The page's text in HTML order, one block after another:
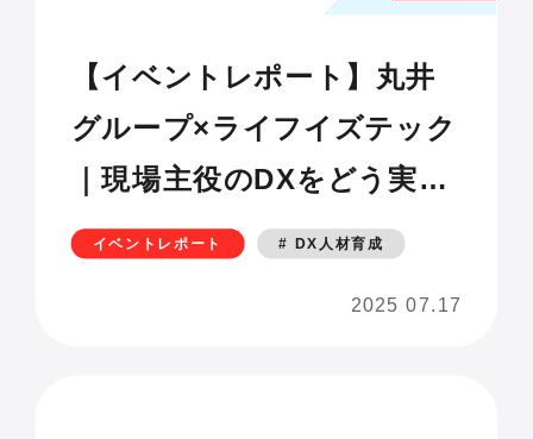
【イベントレポート】丸井
グループ×ライフイズテック
｜現場主役のDXをどう実現
する？丸井グループが挑ん
イベントレポート # DX人材育成
2025 07.17